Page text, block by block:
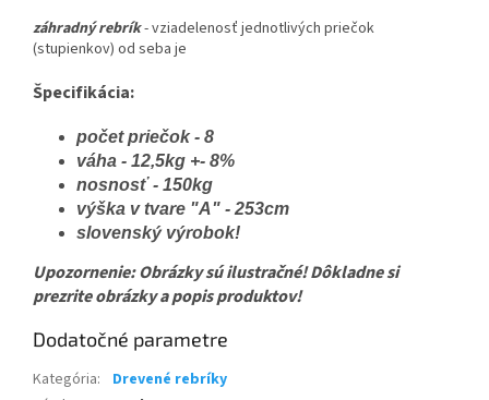
záhradný rebrík- vziadelenosť jednotlivých priečok
(stupienkov) od seba je
Špecifikácia:
počet priečok - 8
váha - 12,5kg +- 8%
nosnosť - 150kg
výška v tvare "A" - 253cm
slovenský výrobok!
Upozornenie: Obrázky sú ilustračné! Dôkladne si
prezrite obrázky a popis produktov!
Dodatočné parametre
Kategória:
Drevené rebríky